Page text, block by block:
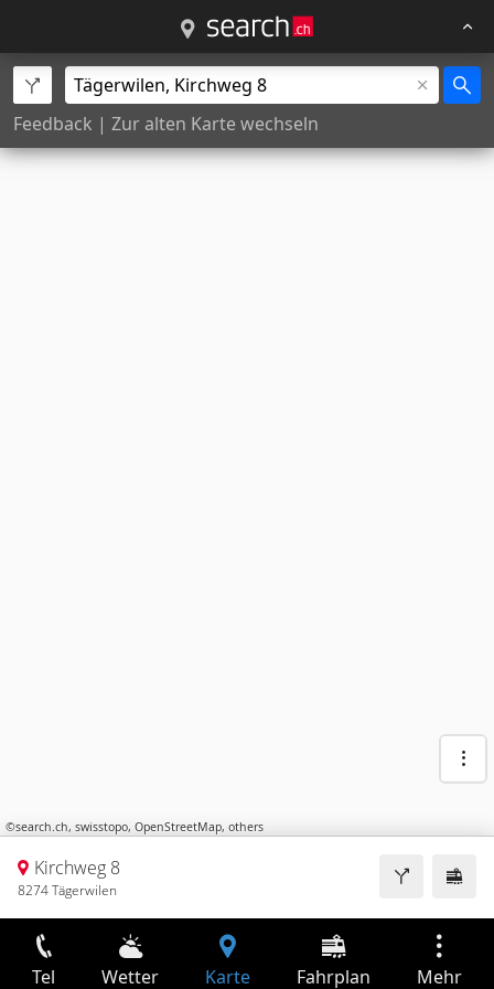
Feedback | Zur alten Karte wechseln
©search.ch, swisstopo, OpenStreetMap, others
Kirchweg 8
8274 Tägerwilen
Tel Wetter Karte Fahrplan Mehr